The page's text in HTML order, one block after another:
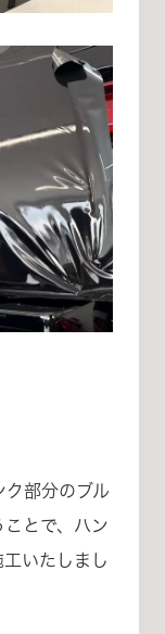
ク部分のブル
ことで、ハン
工いたしまし